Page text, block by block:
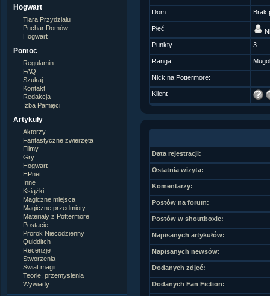
Hogwart
Tiara Przydziału
Puchar Domów
Hogwart
Pomoc
Regulamin
FAQ
Szukaj
Kontakt
Redakcja
Izba Pamięci
Artykuły
Aktorzy
Fantastyczne zwierzęta
Filmy
Gry
Hogwart
HPnet
Inne
Książki
Magiczne miejsca
Magiczne przedmioty
Materiały z Pottermore
Postacie
Prorok Niecodzienny
Quidditch
Recenzje
Stworzenia
Świat magii
Teorie, przemyslenia
Wywiady
Dom Brak
Płeć
Punkty
3
Ranga Mugol
Nick na Pottermore:
Klient
Data rejestracji:
Ostatnia wizyta:
Komentarzy:
Postów na forum:
Postów w shoutboxie:
Napisanych artykułów:
Napisanych newsów:
Dodanych zdjęć:
Dodanych Fan Fiction: